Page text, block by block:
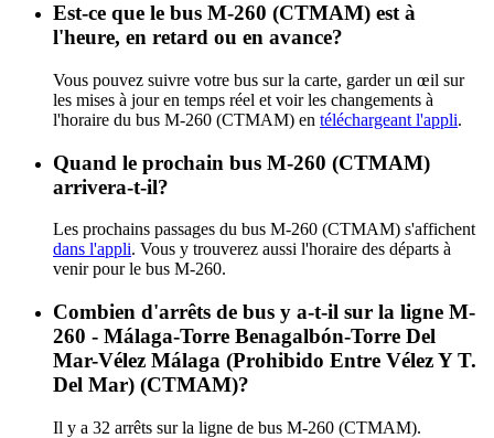
Est-ce que le bus M-260 (CTMAM) est à
l'heure, en retard ou en avance?
Vous pouvez suivre votre bus sur la carte, garder un œil sur
les mises à jour en temps réel et voir les changements à
l'horaire du bus M-260 (CTMAM) en téléchargeant l'appli.
Quand le prochain bus M-260 (CTMAM)
arrivera-t-il?
Les prochains passages du bus M-260 (CTMAM) s'affichent
dans l'appli. Vous y trouverez aussi l'horaire des départs à
venir pour le bus M-260.
Combien d'arrêts de bus y a-t-il sur la ligne M-
260 - Málaga-Torre Benagalbón-Torre Del
Mar-Vélez Málaga (Prohibido Entre Vélez Y T.
Del Mar) (CTMAM)?
Il y a 32 arrêts sur la ligne de bus M-260 (CTMAM).